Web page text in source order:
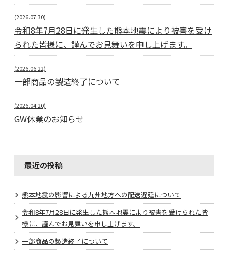
(2026.07.30)
令和8年7月28日に発生した熊本地震により被害を受け
られた皆様に、謹んでお見舞いを申し上げます。
(2026.06.22)
一部商品の製造終了について
(2026.04.20)
GW休業のお知らせ
最近の投稿
熊本地震の影響による九州地方への配送遅延について
令和8年7月28日に発生した熊本地震により被害を受けられた皆
様に、謹んでお見舞いを申し上げます。
一部商品の製造終了について